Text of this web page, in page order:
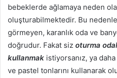
bebeklerde ağlamaya neden
oluşturabilmektedir. Bu
görmeyen, karanlık oda ve
doğrudur. Fakat siz oturma
kullanmak istiyorsanız, ya
ve pastel tonlarını kullanarak